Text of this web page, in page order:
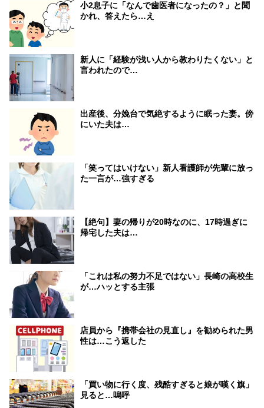
小2息子に「なんで歯医者になったの？」と聞
かれ、答えたら…え
新人に「経験が浅い人から教わりたくない」と
言われたので…
出産後、分娩台で気絶するように眠った妻。傍
にいた夫は…
「笑ってはいけない」新人看護師が先輩に放っ
た一言が…強すぎる
【絶句】妻の帰りが20時なのに、17時過ぎに
帰宅した夫は…
「これは私の努力不足ではない」長崎の高校生
が…ハッとする主張
店員から『携帯会社の見直し』を勧められた男
性は…こう返した
「買い物に行く度、残酷すぎると娘が嘆く旗」
見ると…嗚呼